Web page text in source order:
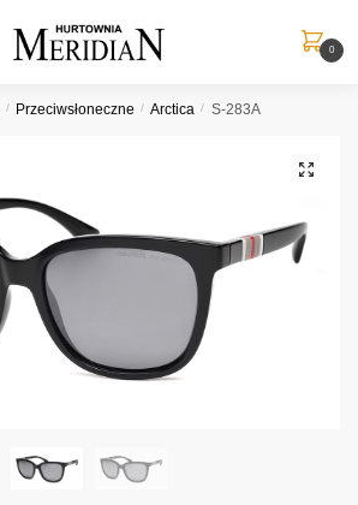
0
/ Przeciwsłoneczne / Arctica / S-283A